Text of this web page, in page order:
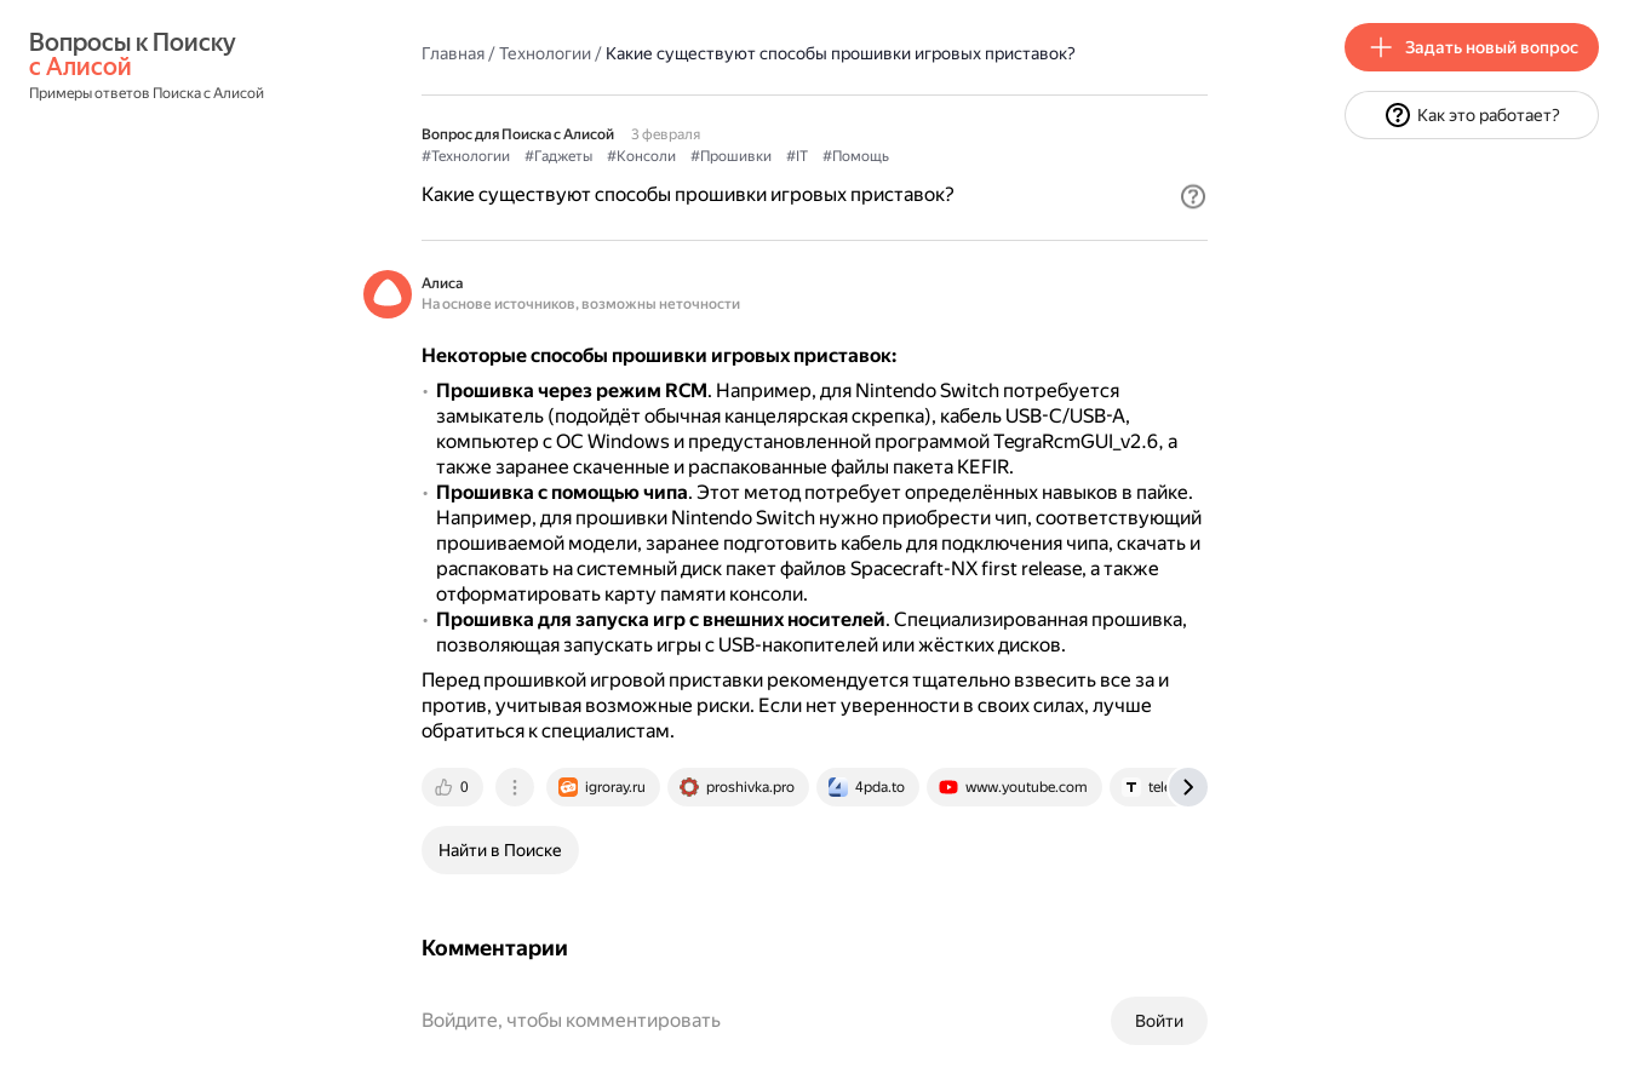
с Алисой
Примеры ответов Поиска с Алисой
Главная/Технологии/ Какие существуют способы прошивки игровых приставок?
Вопрос для Поиска с Алисой
3 февраля
#Технологии
#Гаджеты #Консоли #Прошивки #IT #Помощь
Какие существуют способы прошивки игровых приставок?
Алиса
На основе источников, возможны неточности
Некоторые способы прошивки игровых приставок:
Прошивка через режим RCM. Например, для Nintendo Switch потребуется
замыкатель (подойдёт обычная канцелярская скрепка), кабель USB-C/USB-A,
компьютер с ОС Windows и предустановленной программой TegraRcmGUI_v2.6, а
также заранее скаченные и распакованные файлы пакета KEFIR.
Прошивка с помощью чипа. Этот метод потребует определённых навыков в пайке.
Например, для прошивки Nintendo Switch нужно приобрести чип, соответствующий
прошиваемой модели, заранее подготовить кабель для подключения чипа, скачать и
распаковать на системный диск пакет файлов Spacecraft-NX first release, а также
отформатировать карту памяти консоли.
Прошивка для запуска игр с внешних носителей. Специализированная прошивка,
позволяющая запускать игры с USB-накопителей или жёстких дисков.
Перед прошивкой игровой приставки рекомендуется тщательно взвесить все за и
против, учитывая возможные риски. Если нет уверенности в своих силах, лучше
обратиться к специалистам.
0 igroray.ru proshivka.pro 4pda.to www.youtube.com telegra.ph
Найти в Поиске
Комментарии
Войти
Войдите, чтобы комментировать
Задать новый вопрос
Как это работает?